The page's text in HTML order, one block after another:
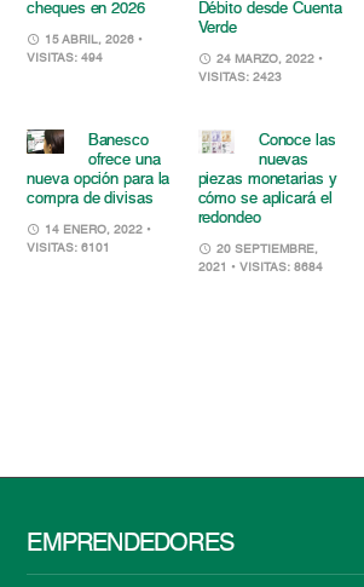
cheques en 2026
15 ABRIL, 2026 •
VISITAS: 494
Débito desde Cuenta
Verde
24 MARZO, 2022 •
VISITAS: 2423
Banesco
ofrece una
nueva opción para la
compra de divisas
14 ENERO, 2022 •
VISITAS: 6101
Conoce las
nuevas
piezas monetarias y
cómo se aplicará el
redondeo
20 SEPTIEMBRE,
2021
• VISITAS: 8684
EMPRENDEDORES